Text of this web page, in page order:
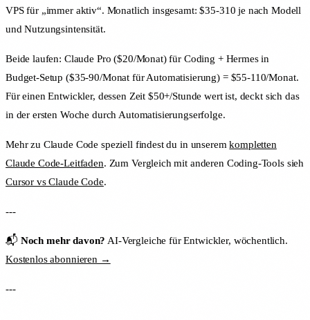
VPS für „immer aktiv“. Monatlich insgesamt: $35-310 je nach Modell
und Nutzungsintensität.
Beide laufen: Claude Pro ($20/Monat) für Coding + Hermes in
Budget-Setup ($35-90/Monat für Automatisierung) = $55-110/Monat.
Für einen Entwickler, dessen Zeit $50+/Stunde wert ist, deckt sich das
in der ersten Woche durch Automatisierungserfolge.
Mehr zu Claude Code speziell findest du in unseremkompletten
Claude Code-Leitfaden. Zum Vergleich mit anderen Coding-Tools sieh
Cursor vs Claude Code.
---
📬 Noch mehr davon? AI-Vergleiche für Entwickler, wöchentlich.
Kostenlos abonnieren →
---